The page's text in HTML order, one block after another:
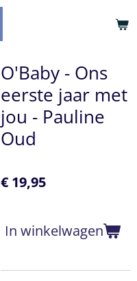
O'Baby - Ons
eerste jaar met
jou - Pauline
Oud
€ 19,95
In winkelwagen